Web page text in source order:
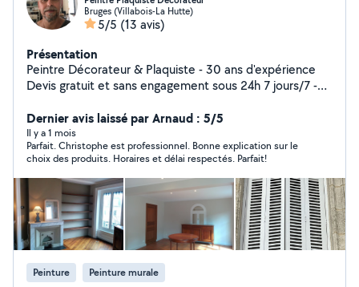
Bruges (Villabois-La Hutte)
5/5 (13 avis)
Présentation
Peintre Décorateur & Plaquiste - 30 ans d'expérience
Devis gratuit et sans engagement sous 24h 7 jours/7 -
Je transforme vos murs, sols (parquet, linoléum,
moquette...) volets et façades avec soin : Préparation
minutieuse des surfaces Choix de peintures qualité pro
(durables et saines de chez Seigneurie Gauthier)
Finitions impeccables qui durent dans le temps Des
résultats nets et soignés, adaptés à chaque budget
Plâtrerie & Aménagement Solutions clés en main pour
vos espaces : Pose de cloisons et faux plafonds
Isolation thermique & phonique Lissage parfait pour vos
rénovations Des surfaces lisses, prêtes à recevoir votre
décoration Décoration sur mesure Vos idées deviennent
Dernier avis laissé par Arnaud : 5/5
Il y a 1 mois
Parfait. Christophe est professionnel. Bonne explication sur le
choix des produits. Horaires et délai respectés. Parfait!
Peinture Peinture murale